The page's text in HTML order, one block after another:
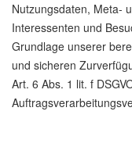
Nutzungsdaten, Meta-
Interessenten und
Grundlage unserer
und sicheren
Art. 6 Abs. 1 lit. f